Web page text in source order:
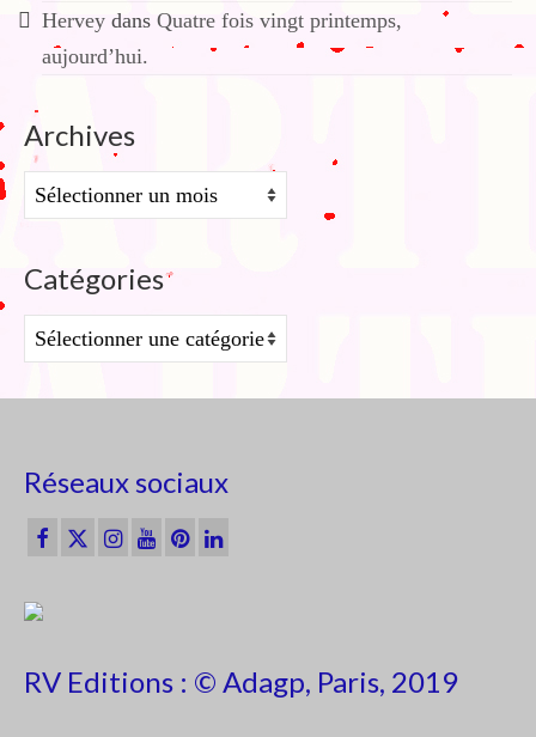
Hervey dans Quatre fois vingt printemps,
aujourd’hui.
Archives
Archives
Catégories
Catégories
Réseaux sociaux
RV Editions : © Adagp, Paris, 2019